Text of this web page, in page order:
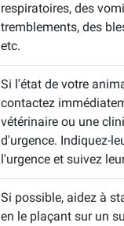
respiratoires, des
tremblements, des
etc.
Si l'état de votre
contactez
vétérinaire ou une
d'urgence. Indiquez-
l'urgence et suivez
Si possible, aidez à
en le plaçant sur un